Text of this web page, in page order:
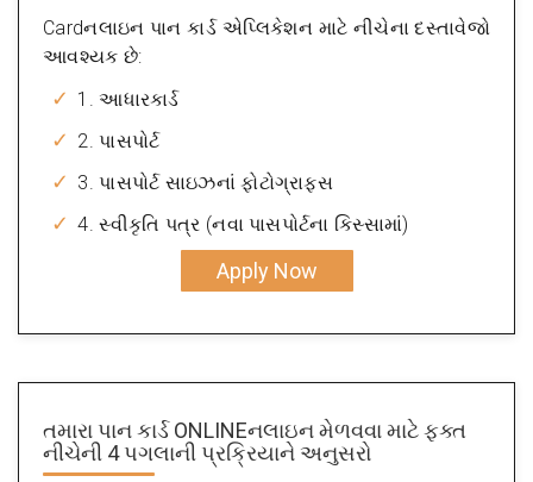
Cardનલાઇન પાન કાર્ડ એપ્લિકેશન માટે નીચેના દસ્તાવેજો
આવશ્યક છે:
1. આધારકાર્ડ
2. પાસપોર્ટ
3. પાસપોર્ટ સાઇઝનાં ફોટોગ્રાફ્સ
4. સ્વીકૃતિ પત્ર (નવા પાસપોર્ટના કિસ્સામાં)
Apply Now
તમારા પાન કાર્ડ ONLINEનલાઇન મેળવવા માટે ફક્ત
નીચેની 4 પગલાની પ્રક્રિયાને અનુસરો